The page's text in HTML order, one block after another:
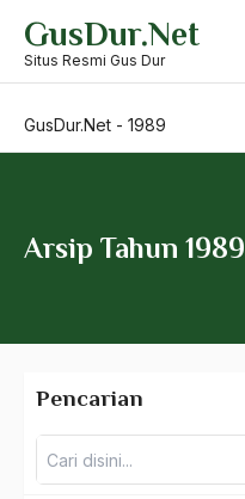
content
GusDur.Net
Situs Resmi Gus Dur
GusDur.Net - 1989
Arsip Tahun 1989
Pencarian
2003
2002
2001
1998
1995
1994
1993